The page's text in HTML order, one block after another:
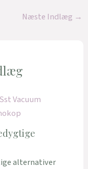
Næste Indlæg →
alternativer